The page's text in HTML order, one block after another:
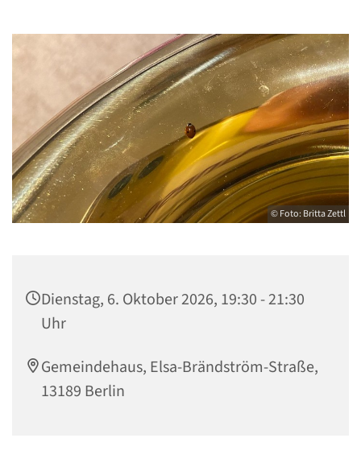
© Foto: Britta Zettl
Dienstag, 6. Oktober 2026, 19:30 - 21:30
Uhr
Gemeindehaus, Elsa-Brändström-Straße,
13189 Berlin